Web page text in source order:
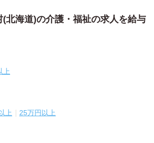
北海道)の介護・福祉の求人を給与
上
上 25万円以上